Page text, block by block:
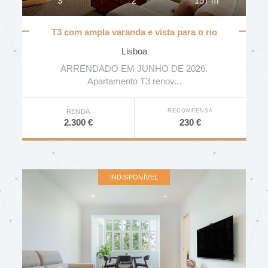
T3 com ampla varanda e vista para o rio
Lisboa
ARRENDADO EM JUNHO DE 2026.
Apartamento T3 renov...
RENDA
2.300 €
RECOMPENSA
230 €
INDISPONÍVEL